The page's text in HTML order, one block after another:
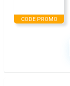
CODE PROMO